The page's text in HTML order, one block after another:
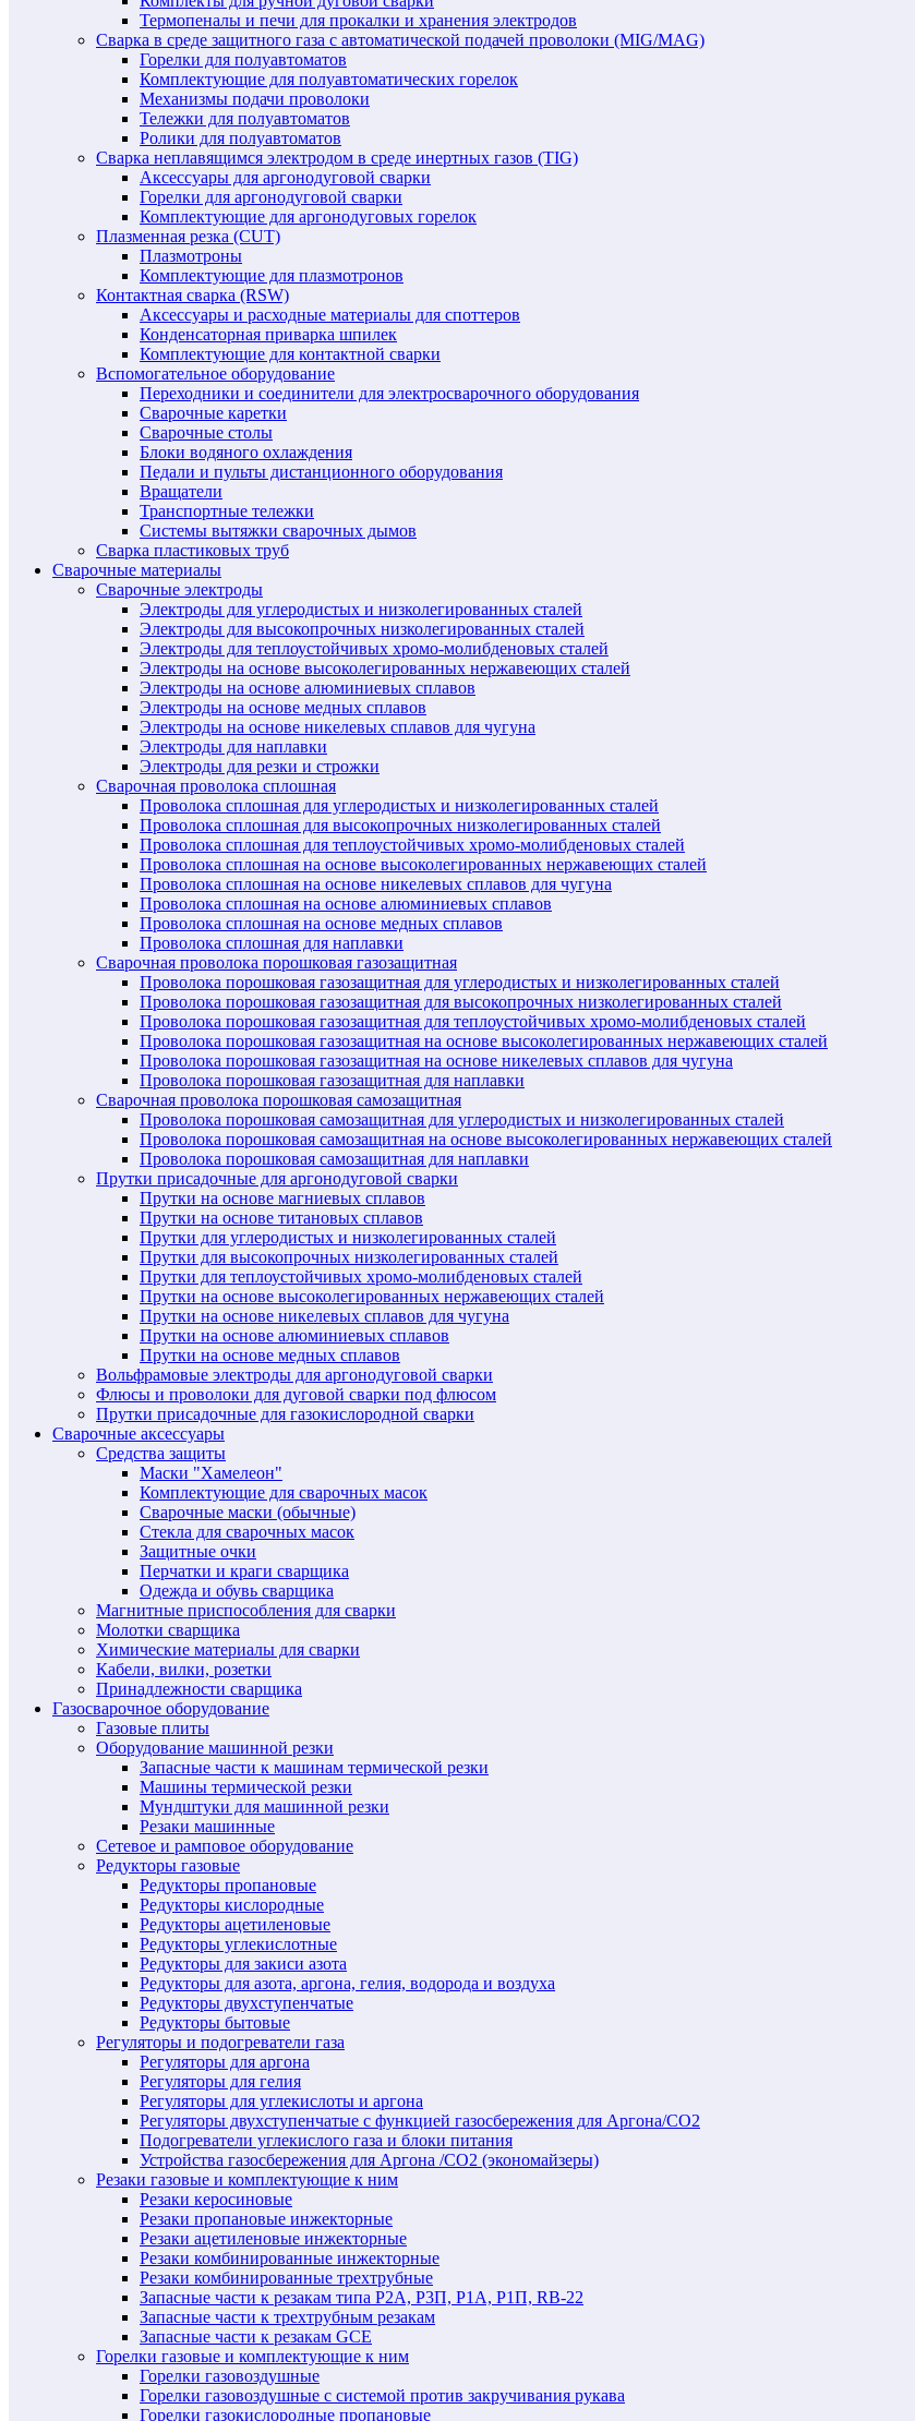
Термопеналы и печи для прокалки и хранения электродов
Сварка в среде защитного газа с автоматической подачей проволоки (MIG/MAG)
Горелки для полуавтоматов
Комплектующие для полуавтоматических горелок
Механизмы подачи проволоки
Тележки для полуавтоматов
Ролики для полуавтоматов
Сварка неплавящимся электродом в среде инертных газов (TIG)
Аксессуары для аргонодуговой сварки
Горелки для аргонодуговой сварки
Комплектующие для аргонодуговых горелок
Плазменная резка (CUT)
Плазмотроны
Комплектующие для плазмотронов
Контактная сварка (RSW)
Аксессуары и расходные материалы для споттеров
Конденсаторная приварка шпилек
Комплектующие для контактной сварки
Вспомогательное оборудование
Переходники и соединители для электросварочного оборудования
Сварочные каретки
Сварочные столы
Блоки водяного охлаждения
Педали и пульты дистанционного оборудования
Вращатели
Транспортные тележки
Системы вытяжки сварочных дымов
Сварка пластиковых труб
Сварочные материалы
Сварочные электроды
Электроды для углеродистых и низколегированных сталей
Электроды для высокопрочных низколегированных сталей
Электроды для теплоустойчивых хромо-молибденовых сталей
Электроды на основе высоколегированных нержавеющих сталей
Электроды на основе алюминиевых сплавов
Электроды на основе медных сплавов
Электроды на основе никелевых сплавов для чугуна
Электроды для наплавки
Электроды для резки и строжки
Сварочная проволока сплошная
Проволока сплошная для углеродистых и низколегированных сталей
Проволока сплошная для высокопрочных низколегированных сталей
Проволока сплошная для теплоустойчивых хромо-молибденовых сталей
Проволока сплошная на основе высоколегированных нержавеющих сталей
Проволока сплошная на основе никелевых сплавов для чугуна
Проволока сплошная на основе алюминиевых сплавов
Проволока сплошная на основе медных сплавов
Проволока сплошная для наплавки
Сварочная проволока порошковая газозащитная
Проволока порошковая газозащитная для углеродистых и низколегированных сталей
Проволока порошковая газозащитная для высокопрочных низколегированных сталей
Проволока порошковая газозащитная для теплоустойчивых хромо-молибденовых сталей
Проволока порошковая газозащитная на основе высоколегированных нержавеющих сталей
Проволока порошковая газозащитная на основе никелевых сплавов для чугуна
Проволока порошковая газозащитная для наплавки
Сварочная проволока порошковая самозащитная
Проволока порошковая самозащитная для углеродистых и низколегированных сталей
Проволока порошковая самозащитная на основе высоколегированных нержавеющих сталей
Проволока порошковая самозащитная для наплавки
Прутки присадочные для аргонодуговой сварки
Прутки на основе магниевых сплавов
Прутки на основе титановых сплавов
Прутки для углеродистых и низколегированных сталей
Прутки для высокопрочных низколегированных сталей
Прутки для теплоустойчивых хромо-молибденовых сталей
Прутки на основе высоколегированных нержавеющих сталей
Прутки на основе никелевых сплавов для чугуна
Прутки на основе алюминиевых сплавов
Прутки на основе медных сплавов
Вольфрамовые электроды для аргонодуговой сварки
Флюсы и проволоки для дуговой сварки под флюсом
Прутки присадочные для газокислородной сварки
Сварочные аксессуары
Средства защиты
Маски "Хамелеон"
Комплектующие для сварочных масок
Сварочные маски (обычные)
Стекла для сварочных масок
Защитные очки
Перчатки и краги сварщика
Одежда и обувь сварщика
Магнитные приспособления для сварки
Молотки сварщика
Химические материалы для сварки
Кабели, вилки, розетки
Принадлежности сварщика
Газосварочное оборудование
Газовые плиты
Оборудование машинной резки
Запасные части к машинам термической резки
Машины термической резки
Мундштуки для машинной резки
Резаки машинные
Сетевое и рамповое оборудование
Редукторы газовые
Редукторы пропановые
Редукторы кислородные
Редукторы ацетиленовые
Редукторы углекислотные
Редукторы для закиси азота
Редукторы для азота, аргона, гелия, водорода и воздуха
Редукторы двухступенчатые
Редукторы бытовые
Регуляторы и подогреватели газа
Регуляторы для аргона
Регуляторы для гелия
Регуляторы для углекислоты и аргона
Регуляторы двухступенчатые c функцией газосбережения для Аргона/СО2
Подогреватели углекислого газа и блоки питания
Устройства газосбережения для Аргона /СО2 (экономайзеры)
Резаки газовые и комплектующие к ним
Резаки керосиновые
Резаки пропановые инжекторные
Резаки ацетиленовые инжекторные
Резаки комбинированные инжекторные
Резаки комбинированные трехтрубные
Запасные части к резакам типа Р2А, Р3П, Р1А, Р1П, RB-22
Запасные части к трехтрубным резакам
Запасные части к резакам GCE
Горелки газовые и комплектующие к ним
Горелки газовоздушные
Горелки газовоздушные с системой против закручивания рукава
Горелки газокислородные пропановые